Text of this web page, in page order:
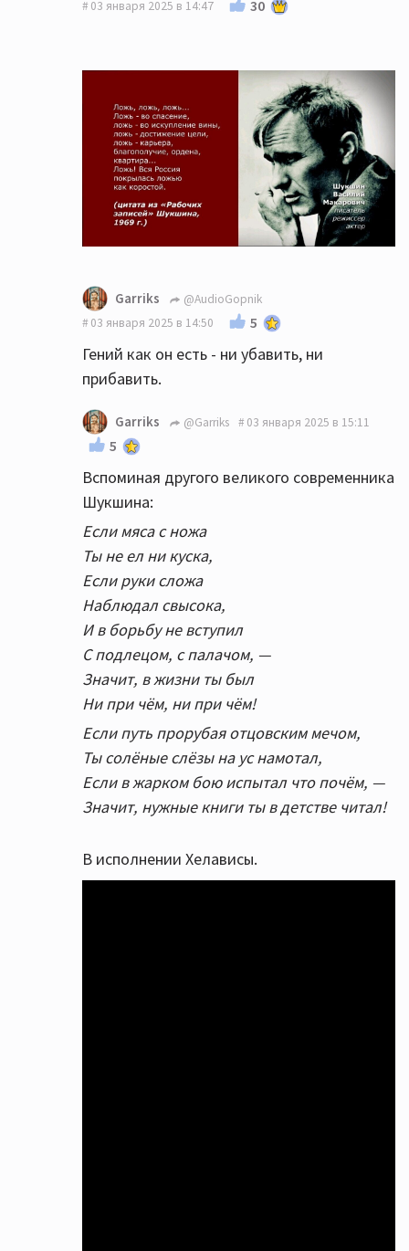
03 января 2025 в 14:47
30
Garriks
@AudioGopnik
03 января 2025 в 14:50
5
Гений как он есть - ни убавить, ни
прибавить.
Garriks @Garriks 03 января 2025 в 15:11
5
Вспоминая другого великого современника
Шукшина:
Если мяса с ножа
Ты не ел ни куска,
Если руки сложа
Наблюдал свысока,
И в борьбу не вступил
С подлецом, с палачом, —
Значит, в жизни ты был
Ни при чём, ни при чём!
Если путь прорубая отцовским мечом,
Ты солёные слёзы на ус намотал,
Если в жарком бою испытал что почём, —
Значит, нужные книги ты в детстве читал!
В исполнении Хелависы.